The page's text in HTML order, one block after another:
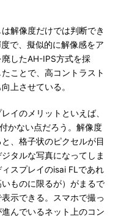
解像度だけでは判断でき
で、擬似的に解像感をア
したAH-IPS方式を採
ことで、高コントラスト
上させている。
イのメリットといえば、
かない点だろう。解像度
、格子状のピクセルが目
タルな写真になってしま
スプレイのisai FLであれ
ものに限るが）がまるで
示できる。スマホで撮っ
んでいるネット上のコン